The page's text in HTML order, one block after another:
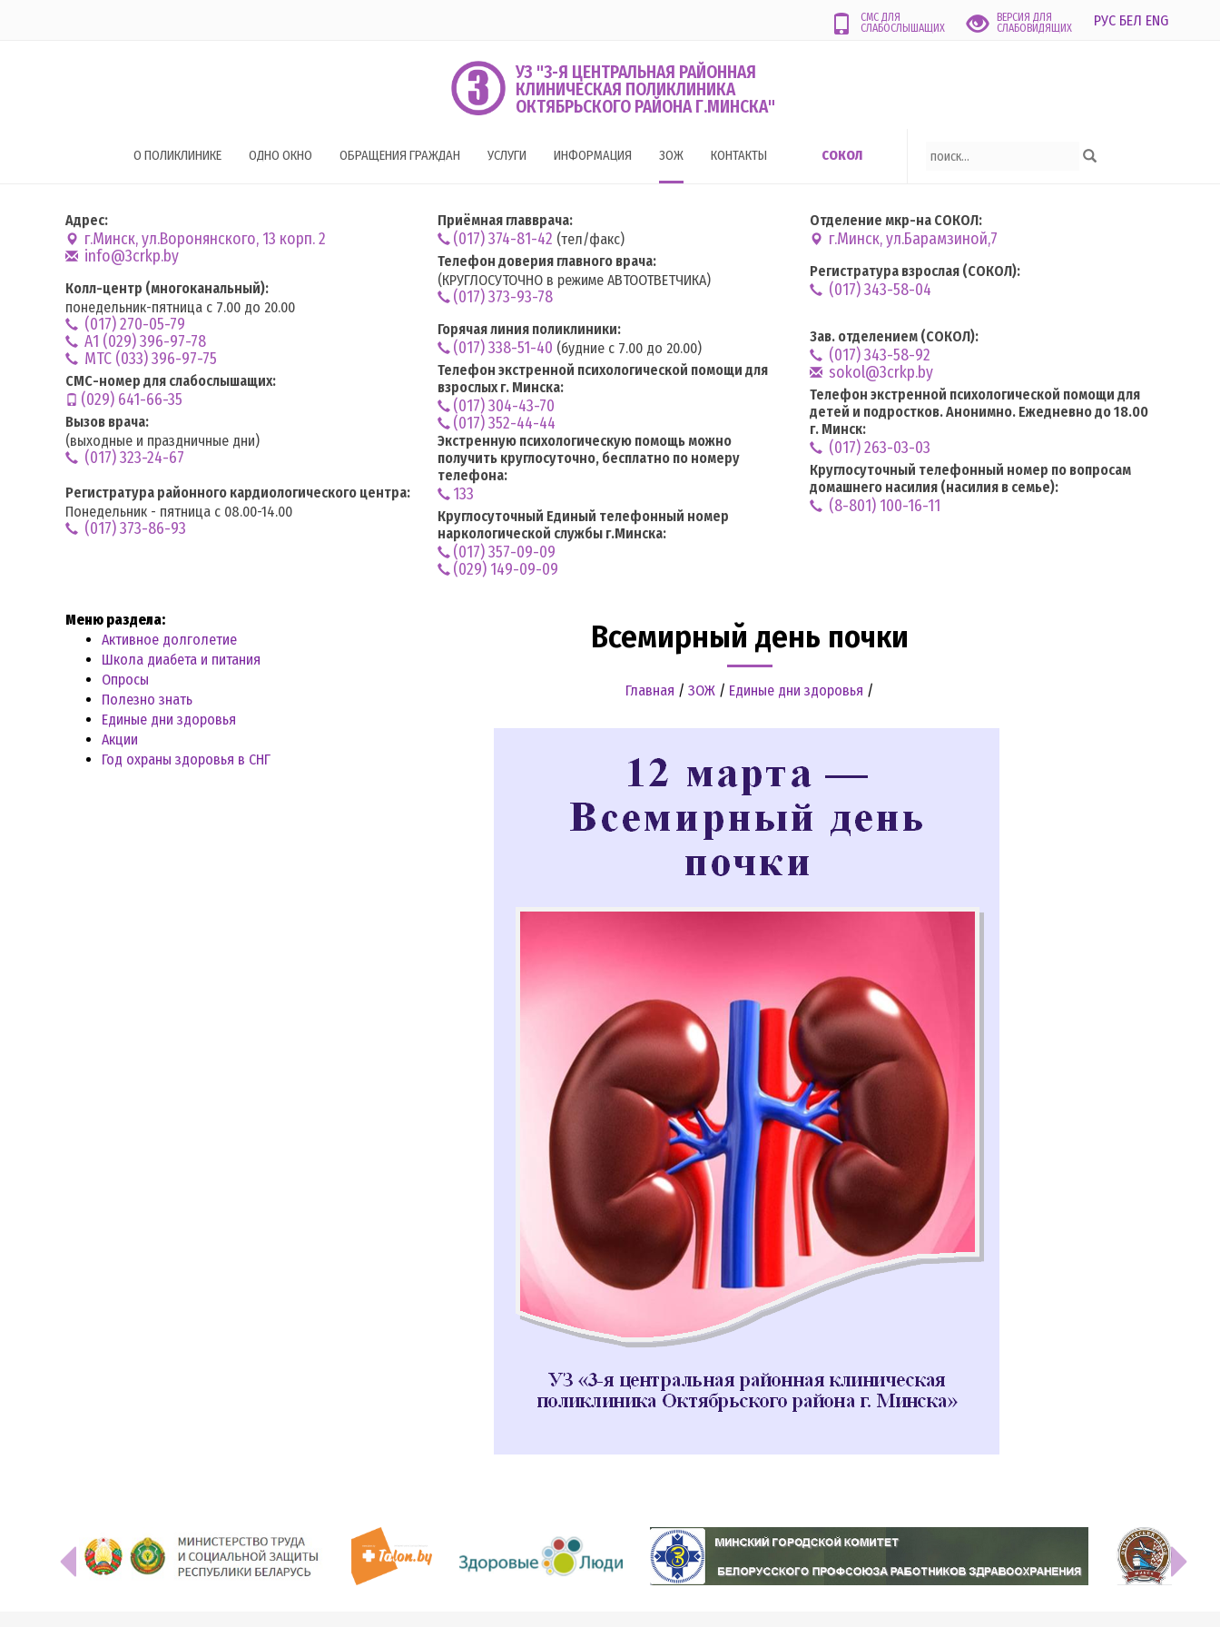
СМС ДЛЯ
СЛАБОСЛЫШАЩИХ
ВЕРСИЯ ДЛЯ
СЛАБОВИДЯЩИХ
РУС БЕЛ ENG
УЗ "3-Я ЦЕНТРАЛЬНАЯ РАЙОННАЯ
КЛИНИЧЕСКАЯ ПОЛИКЛИНИКА
ОКТЯБРЬСКОГО РАЙОНА Г.МИНСКА"
О ПОЛИКЛИНИКЕ ОДНО ОКНО ОБРАЩЕНИЯ ГРАЖДАН УСЛУГИ ИНФОРМАЦИЯ ЗОЖ КОНТАКТЫ СОКОЛ
Адрес:
г.Минск, ул.Воронянского, 13 корп. 2
info@3crkp.by
Колл-центр (многоканальный):
понедельник-пятница с 7.00 до 20.00
(017) 270-05-79
А1 (029) 396-97-78
MTC (033) 396-97-75
СМС-номер для слабослышащих:
(029) 641-66-35
Вызов врача:
(выходные и праздничные дни)
(017) 323-24-67
Регистратура районного кардиологического центра:
Понедельник - пятница с 08.00-14.00
(017) 373-86-93
Приёмная главврача:
(017) 374-81-42 (тел/факс)
Телефон доверия главного врача:
(КРУГЛОСУТОЧНО в режиме АВТООТВЕТЧИКА)
(017) 373-93-78
Горячая линия поликлиники:
(017) 338-51-40 (будние с 7.00 до 20.00)
Телефон экстренной психологической помощи для
взрослых г. Минска:
(017) 304-43-70
(017) 352-44-44
Экстренную психологическую помощь можно
получить круглосуточно, бесплатно по номеру
телефона:
133
Круглосуточный Единый телефонный номер
наркологической службы г.Минска:
(017) 357-09-09
(029) 149-09-09
Отделение мкр-на СОКОЛ:
г.Минск, ул.Барамзиной,7
Регистратура взрослая (СОКОЛ):
(017) 343-58-04
Зав. отделением (СОКОЛ):
(017) 343-58-92
sokol@3crkp.by
Телефон экстренной психологической помощи для
детей и подростков. Анонимно. Ежедневно до 18.00
г. Минск:
(017) 263-03-03
Круглосуточный телефонный номер по вопросам
домашнего насилия (насилия в семье):
(8-801) 100-16-11
Всемирный день почки
Главная /ЗОЖ / Единые дни здоровья /
Меню раздела:
Активное долголетие
Школа диабета и питания
Опросы
Полезно знать
Единые дни здоровья
Акции
Год охраны здоровья в СНГ